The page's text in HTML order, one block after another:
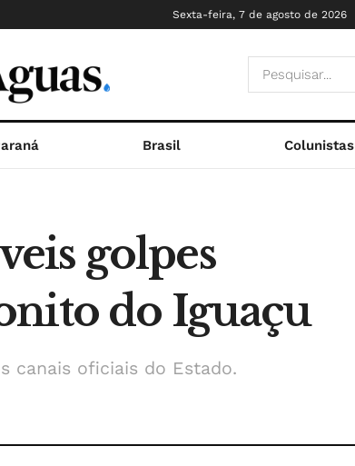
Sexta-feira, 7 de agosto de 2026
Brasil Colunistas
golpes
do Iguaçu
canais oficiais do Estado.